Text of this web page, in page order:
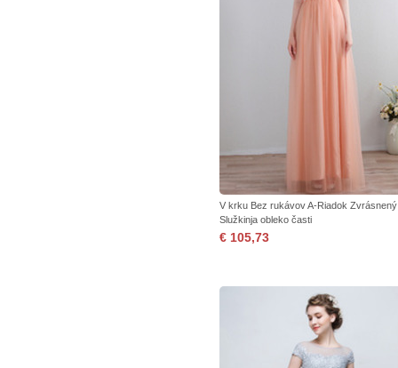
V krku Bez rukávov A-Riadok Zvrásnený
Služkinja obleko časti
€ 105,73